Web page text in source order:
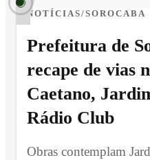
NOTÍCIAS/SOROCABA
Prefeitura de
recape de vias
Caetano,
Rádio Club
Obras contemplam